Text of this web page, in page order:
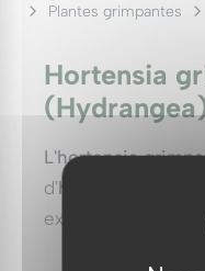
Plantes grimpantes
Hortensia
L'hortensia
d'hydrangea
extraordinaire qui
Asie